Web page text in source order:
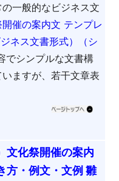
一般的なビジネス文
催の案内文 テンプレ
ネス文書形式）（シ
でシンプルな文書構
ますが、若干文章表
文化祭開催の案内
方・例文・文例 雛